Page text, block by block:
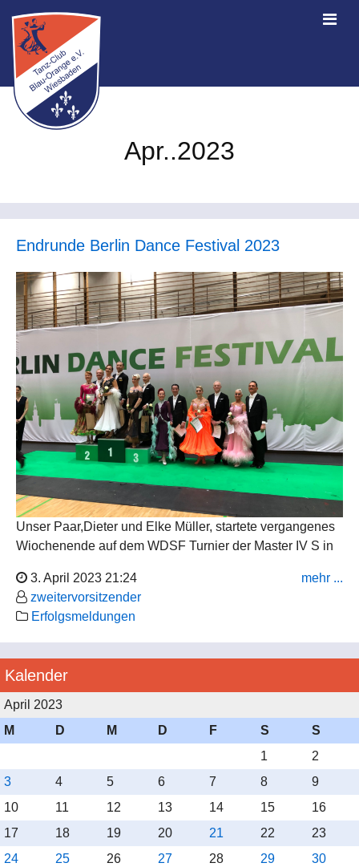
Apr..2023
Endrunde Berlin Dance Festival 2023
Unser Paar,Dieter und Elke Müller, startete vergangenes
Wiochenende auf dem WDSF Turnier der Master IV S in
Wir gratulieren zu diesem tollen Erfolg.
3. April 2023 21:24
zweitervorsitzender
Erfolgsmeldungen
mehr ...
Kalender
April 2023
M
D M D F S
S
1
2
3
4 5 6 7 8
9
10
11 12 13 14 15
16
17
18 19 20 21 22
23
24
25 26 27 28 29 30